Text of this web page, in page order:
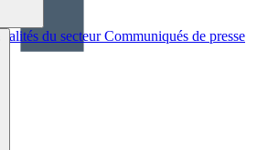
du secteur Communiqués de presse